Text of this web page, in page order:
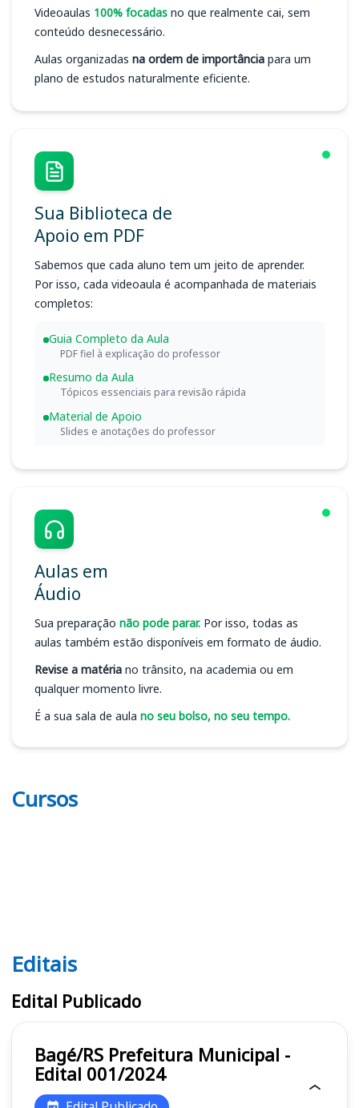
Videoaulas 100% focadas no que realmente cai, sem
conteúdo desnecessário.
Aulas organizadas na ordem de importância para um
plano de estudos naturalmente eficiente.
Sua Biblioteca de
Apoio em PDF
Sabemos que cada aluno tem um jeito de aprender.
Por isso, cada videoaula é acompanhada de materiais
completos:
Guia Completo da Aula
PDF fiel à explicação do professor
Resumo da Aula
Tópicos essenciais para revisão rápida
Material de Apoio
Slides e anotações do professor
Aulas em
Áudio
Sua preparação não pode parar. Por isso, todas as
aulas também estão disponíveis em formato de áudio.
Revise a matéria no trânsito, na academia ou em
qualquer momento livre.
É a sua sala de aula no seu bolso, no seu tempo.
Cursos
Editais
Editais
Edital Publicado
Bagé/RS Prefeitura Municipal -
Edital 001/2024